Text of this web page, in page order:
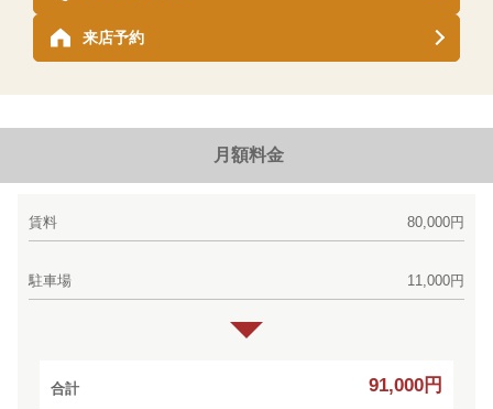
来店予約
月額料金
賃料 80,000円
駐車場 11,000円
合計 91,000円